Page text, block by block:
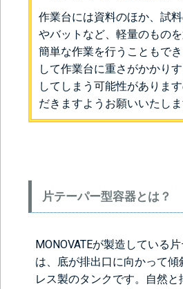
作業台には資料のほか、試
やバットなど、軽量のもの
簡単な作業を行うこともで
して作業台に重さがかかり
してしまう可能性がありま
だきますようお願いいたしま
片テーパー型容器とは？
MONOVATEが製造している
は、底が排出口に向かって傾
レス製のタンクです。自然